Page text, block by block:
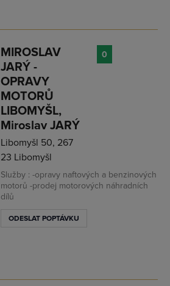
MIROSLAV
JARÝ -
OPRAVY
MOTORŮ
LIBOMYŠL,
Miroslav JARÝ
Libomyšl 50, 267
23 Libomyšl
Služby : -opravy naftových a benzinových
motorů -prodej motorových náhradních
dílů
ODESLAT POPTÁVKU
0